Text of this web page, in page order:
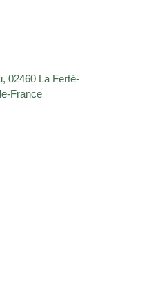
02460 La Ferté-
France